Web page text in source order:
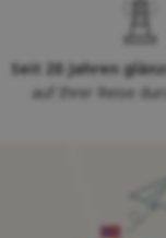
Seit 20 Jahren
auf Ihrer Reise